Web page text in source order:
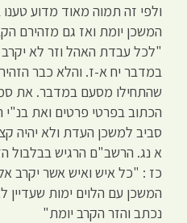
ולפי זה תמוה מאוד מדוע
המשכן יומת ואז גם מזהירם
"לכל עבדת האהל וזר לא יקרב
במדבר יח א-ז. והלא כבר
שהתחילו מסעם במדבר. את
הכתוב בפרטי פרטים ואת בנ"י
סביב למשכן העדת ולא יהיה
א נג. הרשב"ם הרגיש בבלבול
כז : "כל איש ואיש אשר יקרב
המשכן עם הלוים ימות
נכתב והזר הקרב יומת"